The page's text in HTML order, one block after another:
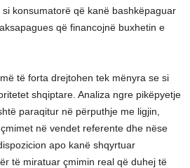
konsumatorë që kanë bashkëpaguar
që financojnë buxhetin e
të forta drejtohen tek mënyra se si
shqiptare. Analiza ngre pikëpyetje
paraqitur në përputhje me ligjin,
në vendet referente dhe nëse
apo kanë shqyrtuar
të miratuar çmimin real që duhej të